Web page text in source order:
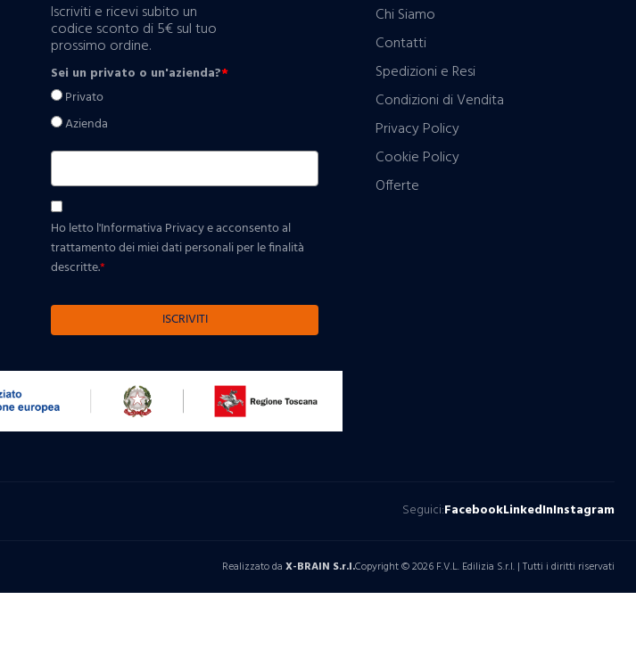
Iscriviti e ricevi subito un
codice sconto di 5€ sul tuo
prossimo ordine.
Sei un privato o un'azienda?*
Privato
Azienda
Ho letto l'Informativa Privacy e acconsento al
trattamento dei miei dati personali per le finalità
descritte.*
ISCRIVITI
Chi Siamo
Contatti
Spedizioni e Resi
Condizioni di Vendita
Privacy Policy
Cookie Policy
Offerte
Seguici:FacebookLinkedInInstagram
Realizzato da X-BRAIN S.r.l.Copyright © 2026 F.V.L. Edilizia S.r.l. | Tutti i diritti riservati